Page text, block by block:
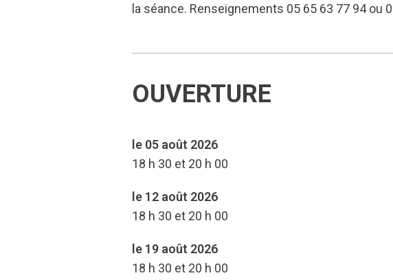
la séance. Renseignements 05 65 63 77 94 ou
OUVERTURE
le 05 août 2026
18 h 30 et 20 h 00
le 12 août 2026
18 h 30 et 20 h 00
le 19 août 2026
18 h 30 et 20 h 00